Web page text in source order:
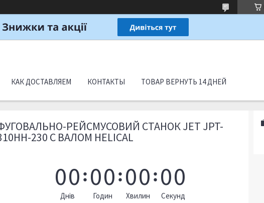
КАК ДОСТАВЛЯЕМ КОНТАКТЫ ТОВАР ВЕРНУТЬ 14 ДНЕЙ
РЕЙСМУСОВИЙ СТАНОК JET JPT-
230 С ВАЛОМ HELICAL
00
Днів
00
Годин
00
Хвилин
00
Секунд